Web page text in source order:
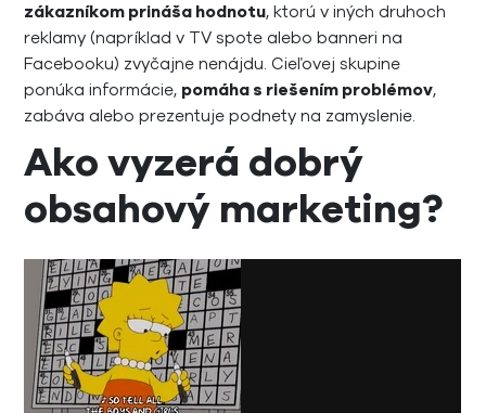
zákazníkom prináša hodnotu, ktorú v iných druhoch
reklamy (napríklad v TV spote alebo banneri na
Facebooku) zvyčajne nenájdu. Cieľovej skupine
ponúka informácie, pomáha s riešením problémov,
zabáva alebo prezentuje podnety na zamyslenie.
Ako vyzerá dobrý
obsahový marketing?